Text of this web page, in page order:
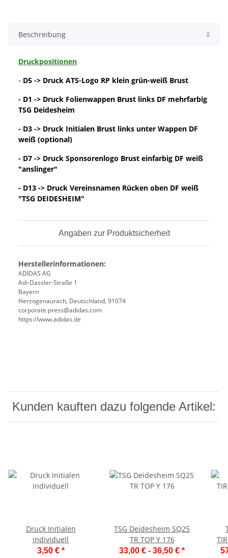
Beschreibung
Druckpositionen
- D5 -> Druck ATS-Logo RP klein grün-weiß Brust
- D1 -> Druck Folienwappen Brust links DF mehrfarbig
TSG Deidesheim
- D3 -> Druck Initialen Brust links unter Wappen DF
weiß (optional)
- D7 -> Druck Sponsorenlogo Brust einfarbig DF weiß
"anslinger"
- D13 -> Druck Vereinsnamen Rücken oben DF weiß
"TSG DEIDESHEIM"
Angaben zur Produktsicherheit
Herstellerinformationen:
ADIDAS AG
Adi-Dassler-Straße 1
Bayern
Herzogenaurach, Deutschland, 91074
corporate.press@adidas.com
https://www.adidas.de
Kunden kauften dazu folgende Artikel:
Druck Initialen
individuell
3,50 € *
TSG Deidesheim SQ25
TR TOP Y 176
33,00 € - 36,50 € *